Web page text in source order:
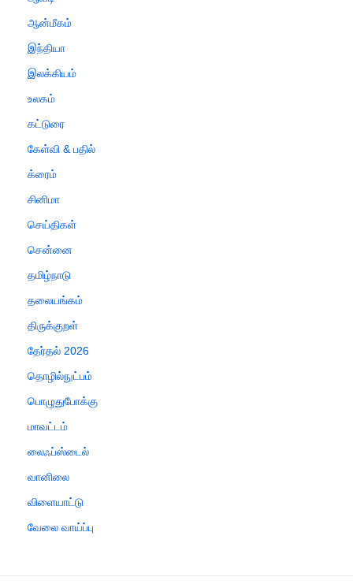
ஆன்மீகம்
இந்தியா
இலக்கியம்
உலகம்
கட்டுரை
கேள்வி & பதில்
க்ரைம்
சினிமா
செய்திகள்
சென்னை
தமிழ்நாடு
தலையங்கம்
திருக்குறள்
தேர்தல் 2026
தொழில்நுட்பம்
பொழுதுபோக்கு
மாவட்டம்
லைஃப்ஸ்டைல்
வானிலை
விளையாட்டு
வேலை வாய்ப்பு